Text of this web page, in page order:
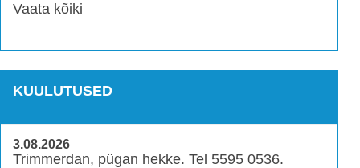
Vaata kõiki
KUULUTUSED
3.08.2026
Trimmerdan, pügan hekke. Tel 5595 0536.